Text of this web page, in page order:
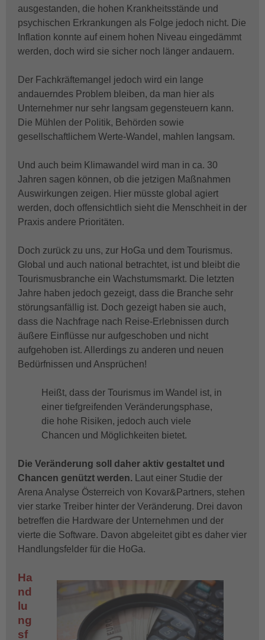
ausgestanden, die hohen Krankheitsstände und
psychischen Erkrankungen als Folge jedoch nicht. Die
Inflation konnte auf einem hohen Niveau eingedämmt
werden, doch wird sie sicher noch länger andauern.
Der Fachkräftemangel jedoch wird ein lange
andauerndes Problem bleiben, da man hier als
Unternehmer nur sehr langsam gegensteuern kann.
Die Mühlen der Politik, Behörden sowie
gesellschaftlichem Werte-Wandel, mahlen langsam.
Und auch beim Klimawandel wird man in ca. 30
Jahren sagen können, ob die jetzigen Maßnahmen
Auswirkungen zeigen. Hier müsste global agiert
werden, doch offensichtlich sieht die Menschheit in der
Praxis andere Prioritäten.
Doch zurück zu uns, zur HoGa und dem Tourismus.
Global und auch national betrachtet, ist und bleibt die
Tourismusbranche ein Wachstumsmarkt. Die letzten
Jahre haben jedoch gezeigt, dass die Branche sehr
störungsanfällig ist. Doch gezeigt haben sie auch,
dass die Nachfrage nach Reise-Erlebnissen durch
äußere Einflüsse nur aufgeschoben und nicht
aufgehoben ist. Allerdings zu anderen und neuen
Bedürfnissen und Ansprüchen!
Heißt, dass der Tourismus im Wandel ist, in
einer tiefgreifenden Veränderungsphase,
die hohe Risiken, jedoch auch viele
Chancen und Möglichkeiten bietet.
Die Veränderung soll daher aktiv gestaltet und
Chancen genützt werden. Laut einer Studie der
Arena Analyse Österreich von Kovar&Partners, stehen
vier starke Treiber hinter der Veränderung. Drei davon
betreffen die Hardware der Unternehmen und der
vierte die Software. Davon abgeleitet gibt es daher vier
Handlungsfelder für die HoGa.
Ha
nd
lu
ng
sf